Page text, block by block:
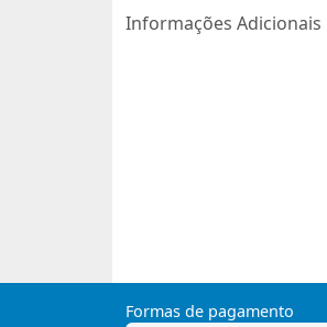
Informações Adicionais
Formas de pagamento